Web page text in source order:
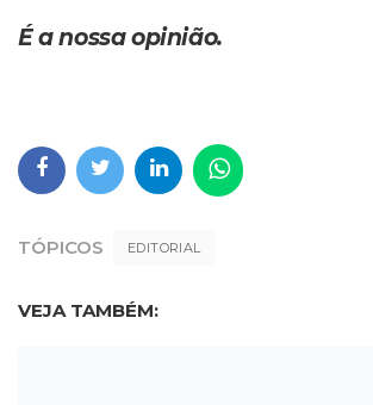
É a nossa opinião.
TÓPICOS EDITORIAL
VEJA TAMBÉM: